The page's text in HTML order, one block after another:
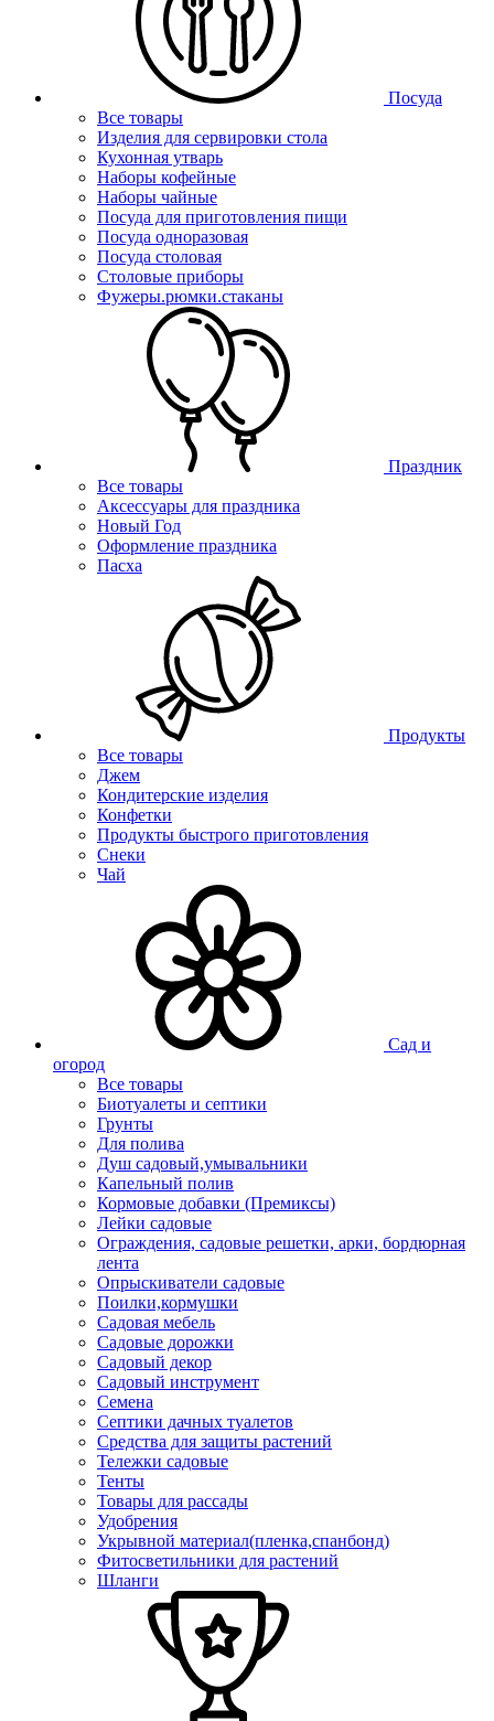
Посуда
Все товары
Изделия для сервировки стола
Кухонная утварь
Наборы кофейные
Наборы чайные
Посуда для приготовления пищи
Посуда одноразовая
Посуда столовая
Столовые приборы
Фужеры.рюмки.стаканы
Праздник
Все товары
Аксессуары для праздника
Новый Год
Оформление праздника
Пасха
Продукты
Все товары
Джем
Кондитерские изделия
Конфетки
Продукты быстрого приготовления
Снеки
Чай
Сад и
огород
Все товары
Биотуалеты и септики
Грунты
Для полива
Душ садовый,умывальники
Капельный полив
Кормовые добавки (Премиксы)
Лейки садовые
Ограждения, садовые решетки, арки, бордюрная
лента
Опрыскиватели садовые
Поилки,кормушки
Садовая мебель
Садовые дорожки
Садовый декор
Садовый инструмент
Семена
Септики дачных туалетов
Средства для защиты растений
Тележки садовые
Тенты
Товары для рассады
Удобрения
Укрывной материал(пленка,спанбонд)
Фитосветильники для растений
Шланги